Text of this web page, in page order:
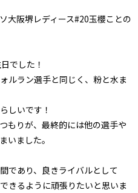
大阪堺レディース#20玉櫻ことの
でした！
ルラン選手と同じく、粉と水ま
しいです！
もりが、最終的には他の選手や
いました。
であり、良きライバルとして
きるように頑張りたいと思いま